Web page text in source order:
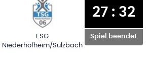
ESG
Niederhofheim/Sulzbach
27: 32
Spiel beendet